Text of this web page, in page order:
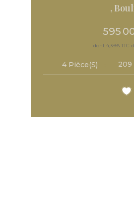
,
595
dont 4,39% TTC
4 Pièce(s) 209